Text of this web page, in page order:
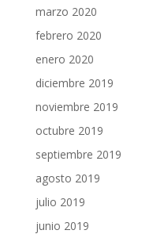
marzo 2020
febrero 2020
enero 2020
diciembre 2019
noviembre 2019
octubre 2019
septiembre 2019
agosto 2019
julio 2019
junio 2019